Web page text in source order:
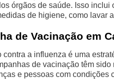
órgãos de saúde. Isso
de higiene, como lavar
de Vacinação em
contra a influenza é uma
de vacinação têm
e pessoas com condições